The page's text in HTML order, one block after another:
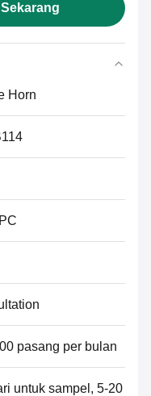
Horn
pasang per bulan
untuk sampel, 5-20